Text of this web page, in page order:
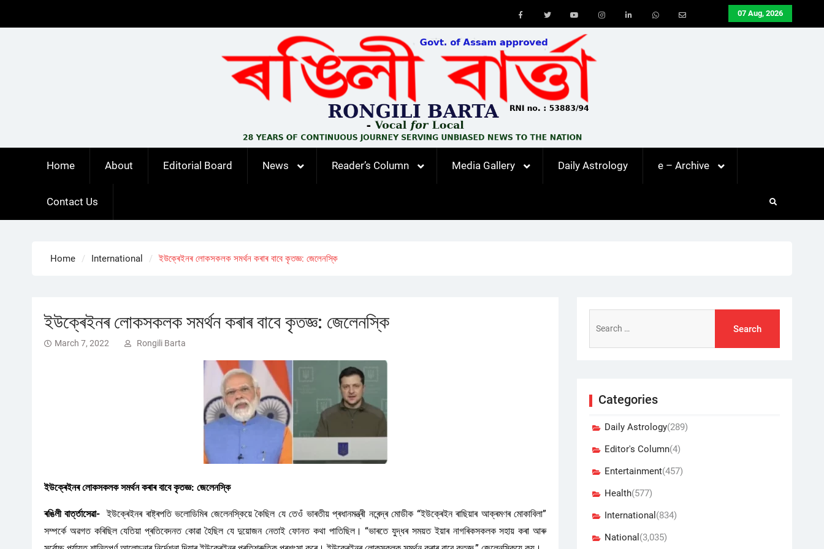
07 Aug, 2026
Youtube
Home About Editorial Board News Reader’s Column Media Gallery Daily Astrology e – Archive
Contact Us
Home International ইউক্ৰেইনৰ লোকসকলক সমৰ্থন কৰাৰ বাবে কৃতজ্ঞ: জেলেনস্কি
ইউক্ৰেইনৰ লোকসকলক সমৰ্থন কৰাৰ বাবে কৃতজ্ঞ: জেলেনস্কি
March 7, 2022 Rongili Barta
ইউক্ৰেইনৰ লোকসকলক সমৰ্থন কৰাৰ বাবে কৃতজ্ঞ: জেলেনস্কি
ৰঙিলী বাৰ্ত্তাসেৱা- ইউক্ৰেইনৰ ৰাষ্ট্ৰপতি ভলোডিমিৰ জেলেনস্কিয়ে কৈছিল যে তেওঁ ভাৰতীয় প্ৰধানমন্ত্ৰী নৰেন্দ্ৰ মোডীক “ইউক্ৰেইন ৰাছিয়াৰ আক্ৰমণৰ মোকাবিলা”
সম্পৰ্কে অৱগত কৰিছিল যেতিয়া প্ৰতিবেদনত কোৱা হৈছিল যে দুয়োজন নেতাই ফোনত কথা পাতিছিল। “ভাৰতে যুদ্ধৰ সময়ত ইয়াৰ নাগৰিকসকলক সহায় কৰা আৰু
for:
Categories
Daily Astrology(289)
Editor's Column(4)
Entertainment(457)
Health(577)
International (834)
National (3,035)